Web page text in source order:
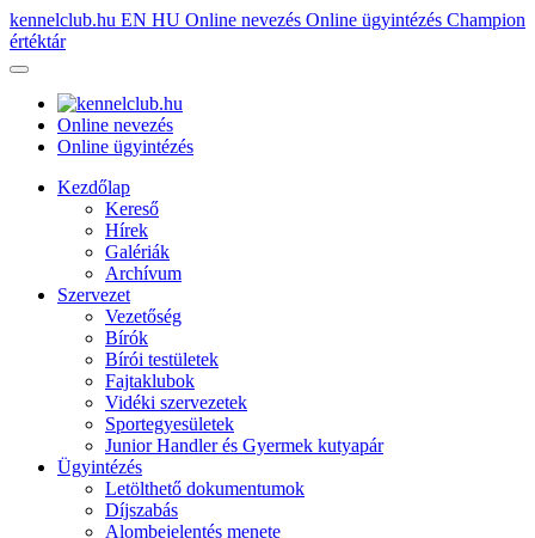
kennelclub.hu EN HU Online nevezés Online ügyintézés Champion
értéktár
Online nevezés
Online ügyintézés
Kezdőlap
Kereső
Hírek
Galériák
Archívum
Szervezet
Vezetőség
Bírók
Bírói testületek
Fajtaklubok
Vidéki szervezetek
Sportegyesületek
Junior Handler és Gyermek kutyapár
Ügyintézés
Letölthető dokumentumok
Díjszabás
Alombejelentés menete